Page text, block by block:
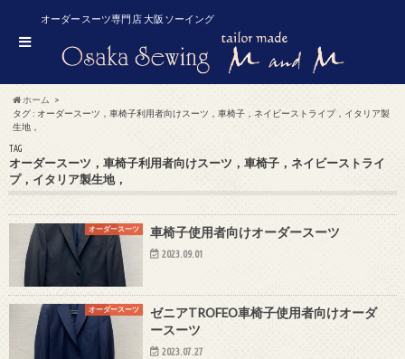
オーダースーツ専門店 大阪ソーイング
ホーム
タグ : オーダースーツ，車椅子利用者向けスーツ，車椅子，ネイビーストライプ，イタリア製
生地，
TAG
オーダースーツ，車椅子利用者向けスーツ，車椅子，ネイビーストライ
プ，イタリア製生地，
オーダースーツ 車椅子使用者向けオーダースーツ
2023.09.01
オーダースーツ
ゼニアTROFEO車椅子使用者向けオーダ
ースーツ
2023.07.27